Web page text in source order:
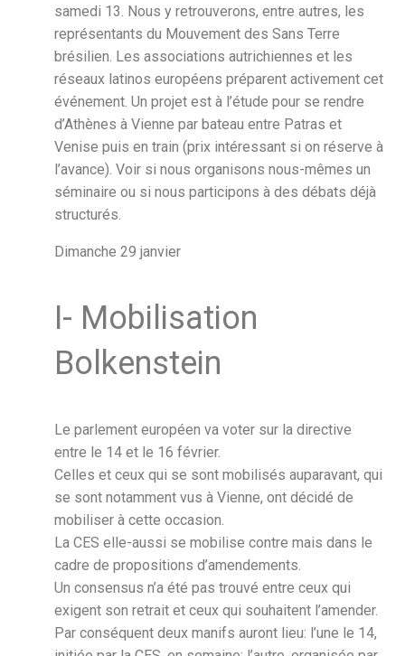
samedi 13. Nous y retrouverons, entre autres, les
représentants du Mouvement des Sans Terre
brésilien. Les associations autrichiennes et les
réseaux latinos européens préparent activement cet
événement. Un projet est à l’étude pour se rendre
d’Athènes à Vienne par bateau entre Patras et
Venise puis en train (prix intéressant si on réserve à
l’avance). Voir si nous organisons nous-mêmes un
séminaire ou si nous participons à des débats déjà
structurés.
Dimanche 29 janvier
I- Mobilisation
Bolkenstein
Le parlement européen va voter sur la directive
entre le 14 et le 16 février.
Celles et ceux qui se sont mobilisés auparavant, qui
se sont notamment vus à Vienne, ont décidé de
mobiliser à cette occasion.
La CES elle-aussi se mobilise contre mais dans le
cadre de propositions d’amendements.
Un consensus n’a été pas trouvé entre ceux qui
exigent son retrait et ceux qui souhaitent l’amender.
Par conséquent deux manifs auront lieu: l’une le 14,